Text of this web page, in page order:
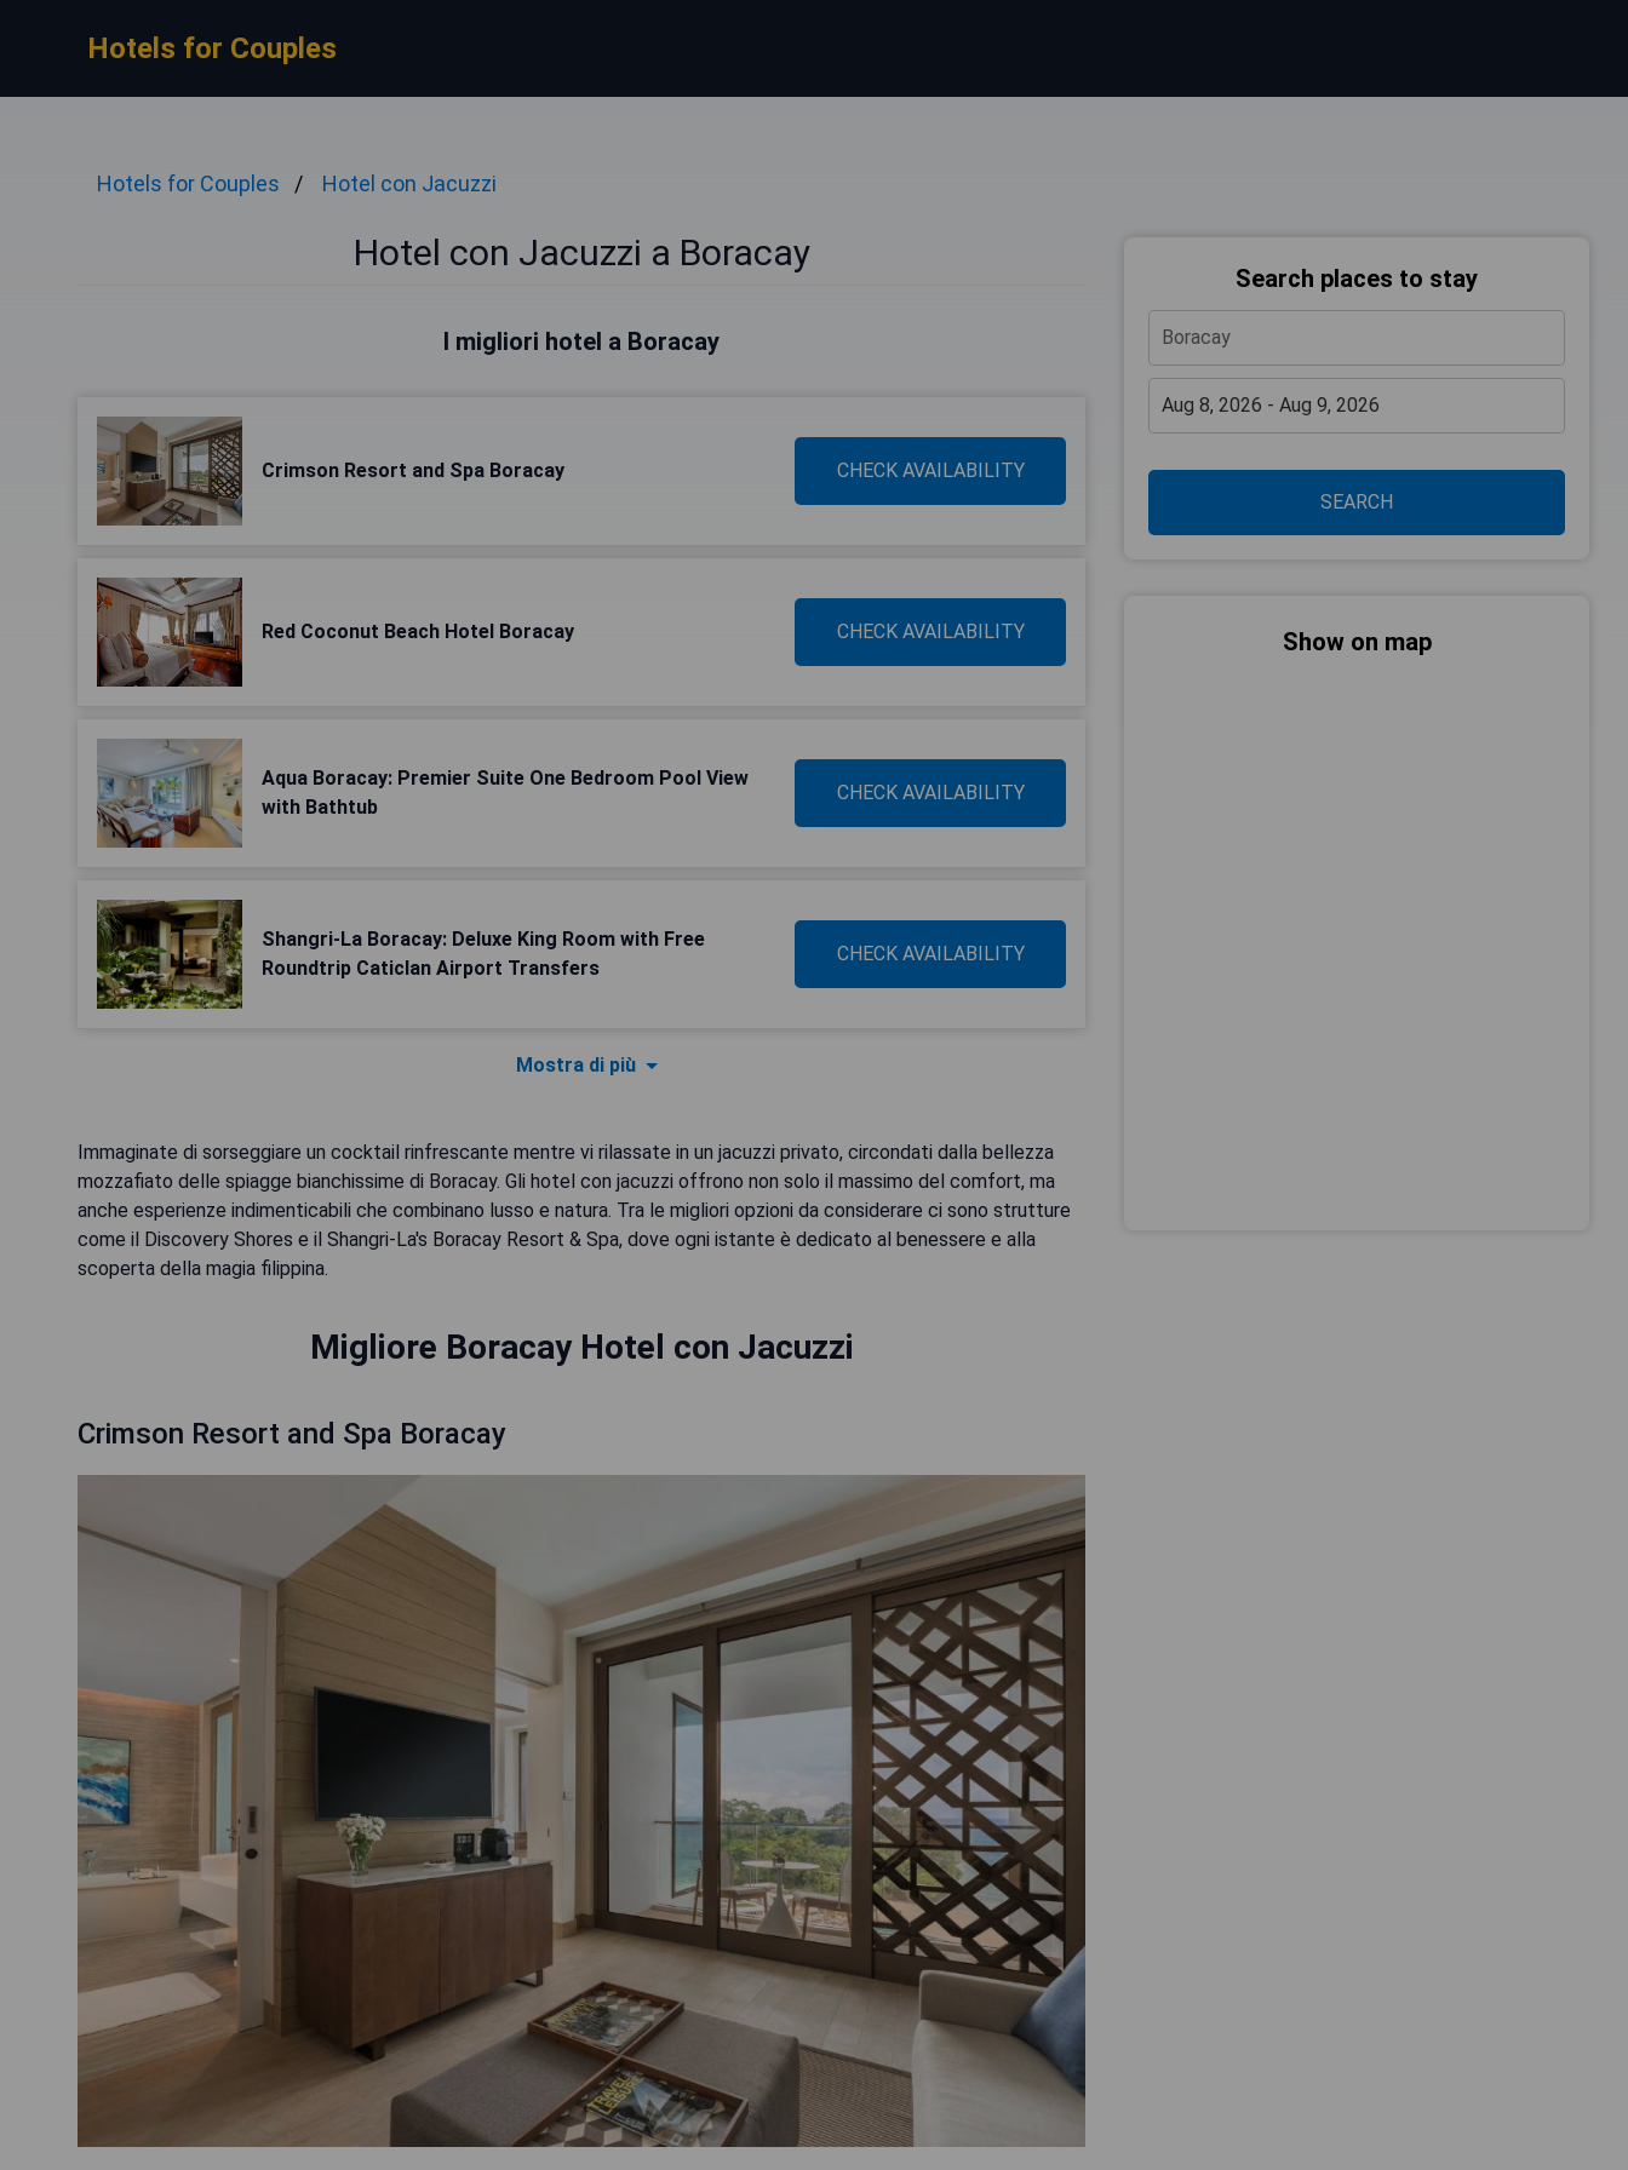
Hotels for Couples
Hotels for Couples Hotel con Jacuzzi
Hotel con Jacuzzi a Boracay
I migliori hotel a Boracay
Crimson Resort and Spa Boracay CHECK AVAILABILITY
Red Coconut Beach Hotel Boracay CHECK AVAILABILITY
Aqua Boracay: Premier Suite One Bedroom Pool View
with Bathtub
CHECK AVAILABILITY
Shangri-La Boracay: Deluxe King Room with Free
Roundtrip Caticlan Airport Transfers
CHECK AVAILABILITY
Mostra di più
Immaginate di sorseggiare un cocktail rinfrescante mentre vi rilassate in un jacuzzi privato, circondati dalla bellezza
mozzafiato delle spiagge bianchissime di Boracay. Gli hotel con jacuzzi offrono non solo il massimo del comfort, ma
anche esperienze indimenticabili che combinano lusso e natura. Tra le migliori opzioni da considerare ci sono strutture
come il Discovery Shores e il Shangri-La's Boracay Resort & Spa, dove ogni istante è dedicato al benessere e alla
scoperta della magia filippina.
Migliore Boracay Hotel con Jacuzzi
Crimson Resort and Spa Boracay
Search places to stay
SEARCH
Show on map